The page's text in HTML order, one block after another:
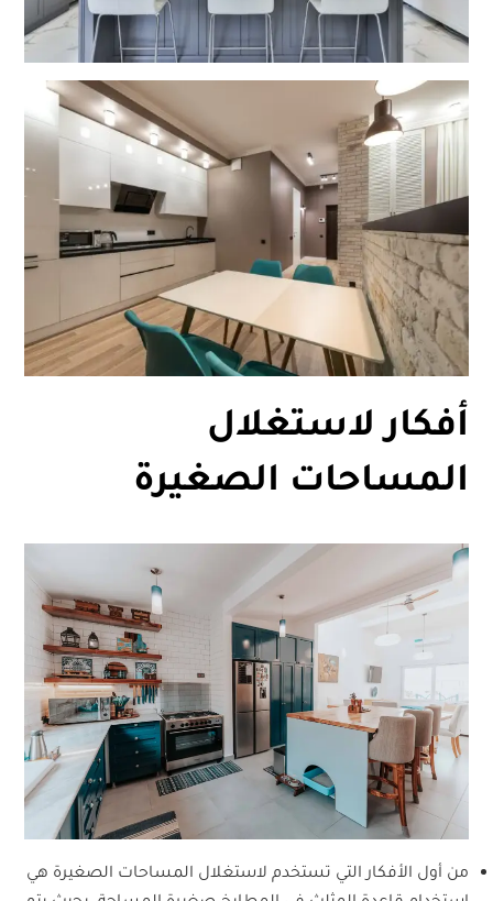
أفكار لاستغلال
المساحات الصغيرة
من أول الأفكار التي تستخدم لاستغلال المساحات الصغيرة هي